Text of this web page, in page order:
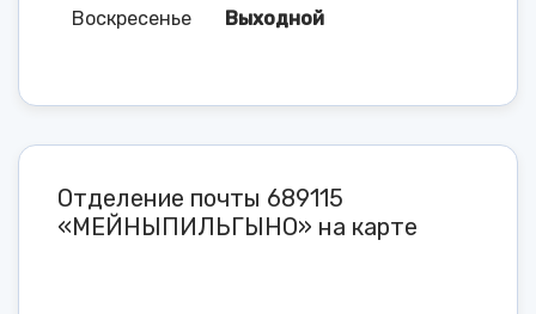
Воскресенье Выходной
Отделение почты 689115
«МЕЙНЫПИЛЬГЫНО» на карте